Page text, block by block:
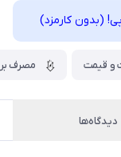
و قیمت مصرف
دیدگاه‌ها